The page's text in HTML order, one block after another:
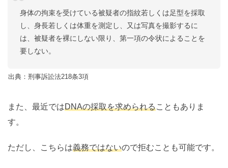
身体の拘束を受けている被疑者の指紋若しくは足型を採取
し、身長若しくは体重を測定し、又は写真を撮影するに
は、被疑者を裸にしない限り、第一項の令状によることを
要しない。
出典：刑事訴訟法218条3項
また、最近ではDNAの採取を求められることもありま
す。
ただし、こちらは義務ではないので拒むことも可能です。